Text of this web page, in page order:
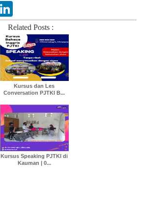
L
n
k
e
d
I
n
Related Posts :
Kursus dan Les
Conversation PJTKI B...
Kursus Speaking PJTKI di
Kauman | 0...